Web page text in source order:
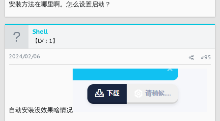
安装方法在哪里啊。怎么设置启动？
Shell
【LV：1】
2024/02/06 #95
自动安装没效果啥情况